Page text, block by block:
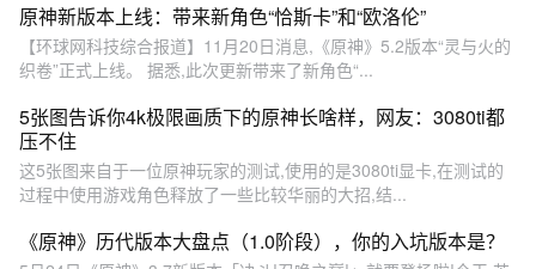
原神新版本上线：带来新角色“恰斯卡”和“欧洛伦”
【环球网科技综合报道】11月20日消息,《原神》5.2版本“灵与火的
织卷”正式上线。 据悉,此次更新带来了新角色“...
5张图告诉你4k极限画质下的原神长啥样，网友：3080ti都
压不住
这5张图来自于一位原神玩家的测试,使用的是3080ti显卡,在测试的
过程中使用游戏角色释放了一些比较华丽的大招,结...
《原神》历代版本大盘点（1.0阶段），你的入坑版本是？